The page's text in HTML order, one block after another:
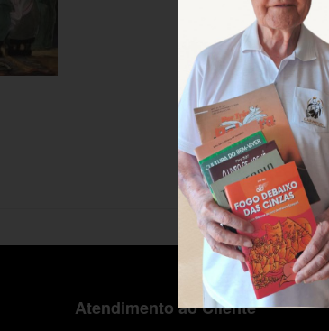
Atendimento ao Cliente